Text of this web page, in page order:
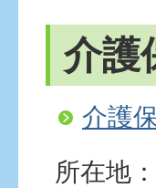
介護
介護
所在地